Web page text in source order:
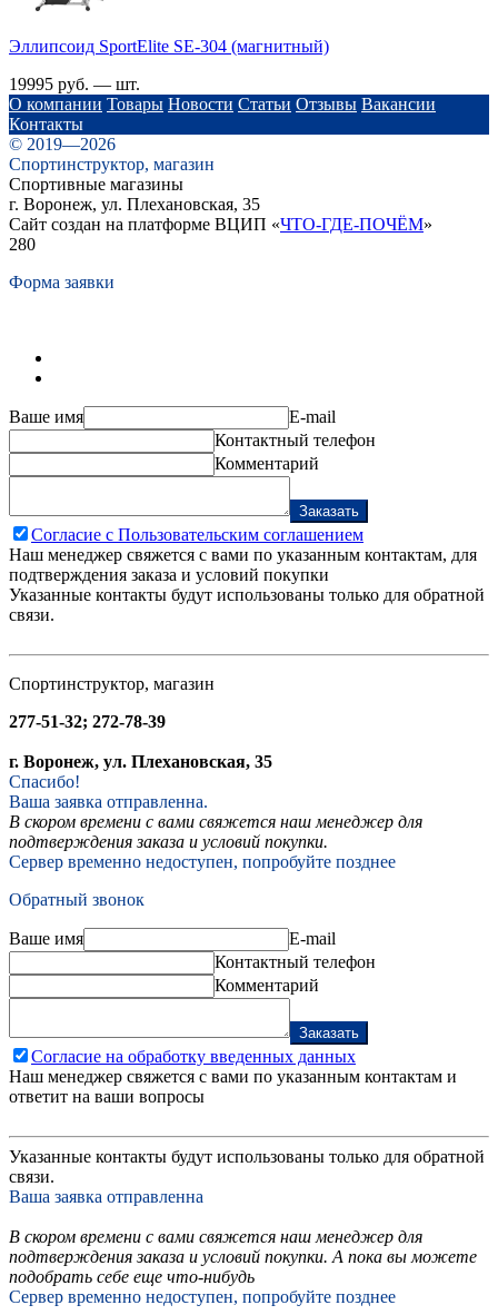
Эллипсоид SportElite SE-304 (магнитный)
19995 руб. — шт.
О компании Товары Новости Статьи Отзывы Вакансии
Контакты
© 2019—2026
Спортинструктор, магазин
Спортивные магазины
г. Воронеж, ул. Плехановская, 35
Сайт создан на платформе ВЦИП «ЧТО-ГДЕ-ПОЧЁМ»
280
Форма заявки
Ваше имя
E-mail
Контактный телефон
Комментарий
Заказать
Согласие с Пользовательским соглашением
Наш менеджер свяжется с вами по указанным контактам, для
подтверждения заказа и условий покупки
Указанные контакты будут использованы только для обратной
связи.
Спортинструктор, магазин
277-51-32; 272-78-39
г. Воронеж, ул. Плехановская, 35
Спасибо!
Ваша заявка отправленна.
В скором времени с вами свяжется наш менеджер для
подтверждения заказа и условий покупки.
Сервер временно недоступен, попробуйте позднее
Обратный звонок
Ваше имя
E-mail
Контактный телефон
Комментарий
Заказать
Согласие на обработку введенных данных
Наш менеджер свяжется с вами по указанным контактам и
ответит на ваши вопросы
Указанные контакты будут использованы только для обратной
связи.
Ваша заявка отправленна
В скором времени с вами свяжется наш менеджер для
подтверждения заказа и условий покупки. А пока вы можете
подобрать себе еще что-нибудь
Сервер временно недоступен, попробуйте позднее